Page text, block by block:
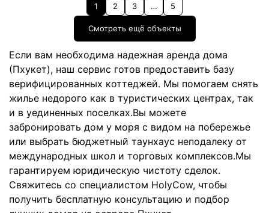
1 2 3 … 5
Смотреть ещё объекты
Если вам необходима надежная аренда дома
(Пхукет), наш сервис готов предоставить базу
верифицированных коттеджей. Мы помогаем снять
жилье недорого как в туристических центрах, так
и в уединенных поселках.Вы можете
забронировать дом у моря с видом на побережье
или выбрать бюджетный таунхаус неподалеку от
международных школ и торговых комплексов.Мы
гарантируем юридическую чистоту сделок.
Свяжитесь со специалистом HolyCow, чтобы
получить бесплатную консультацию и подбор